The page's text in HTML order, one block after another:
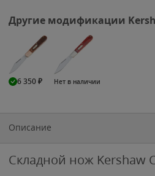
Другие модификации
6 350₽ Нет в наличии
Описание
Складной нож Kershaw